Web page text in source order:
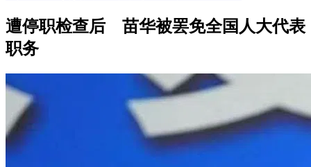
遭停职检查后 苗华被罢免全国人大代表
职务